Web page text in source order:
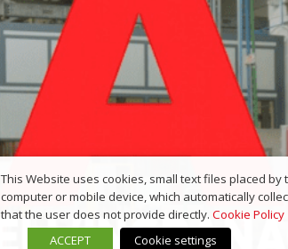
This Website uses cookies, small text files placed by
computer or mobile device, which automatically
that the user does not provide directly. Cookie Policy
ACCEPT
Cookie settings